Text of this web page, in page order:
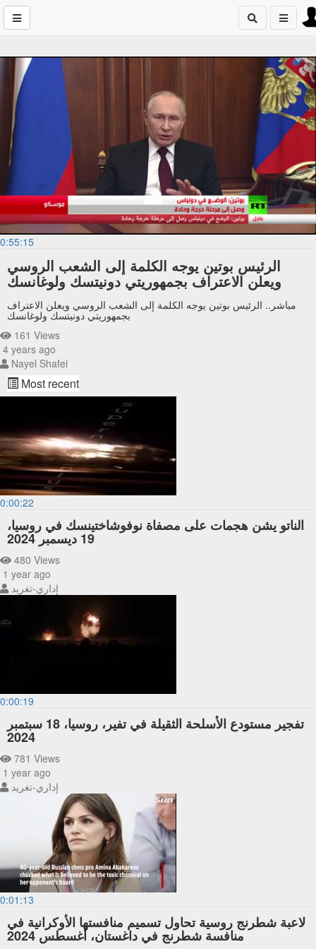
0:55:15
الرئيس بوتين يوجه الكلمة إلى الشعب الروسي
ويعلن الاعتراف بجمهوريتي دونيتسك ولوغانسك
مباشر.. الرئيس بوتين يوجه الكلمة إلى الشعب الروسي ويعلن الاعتراف
بجمهوريتي دونيتسك ولوغانسك
161 Views
4 years ago
Nayel Shafei
Most recent
0:00:22
الناتو يشن هجمات على مصفاة نوفوشاختينسك في روسيا،
19 ديسمبر 2024
480 Views
1 year ago
إداري-تغريد
0:00:19
تفجير مستودع الأسلحة الثقيلة في تفير، روسيا، 18 سبتمبر
2024
781 Views
1 year ago
إداري-تغريد
0:01:13
لاعبة شطرنج روسية تحاول تسميم منافستها الأوكرانية في
منافسة شطرنج في داغستان، أغسطس 2024